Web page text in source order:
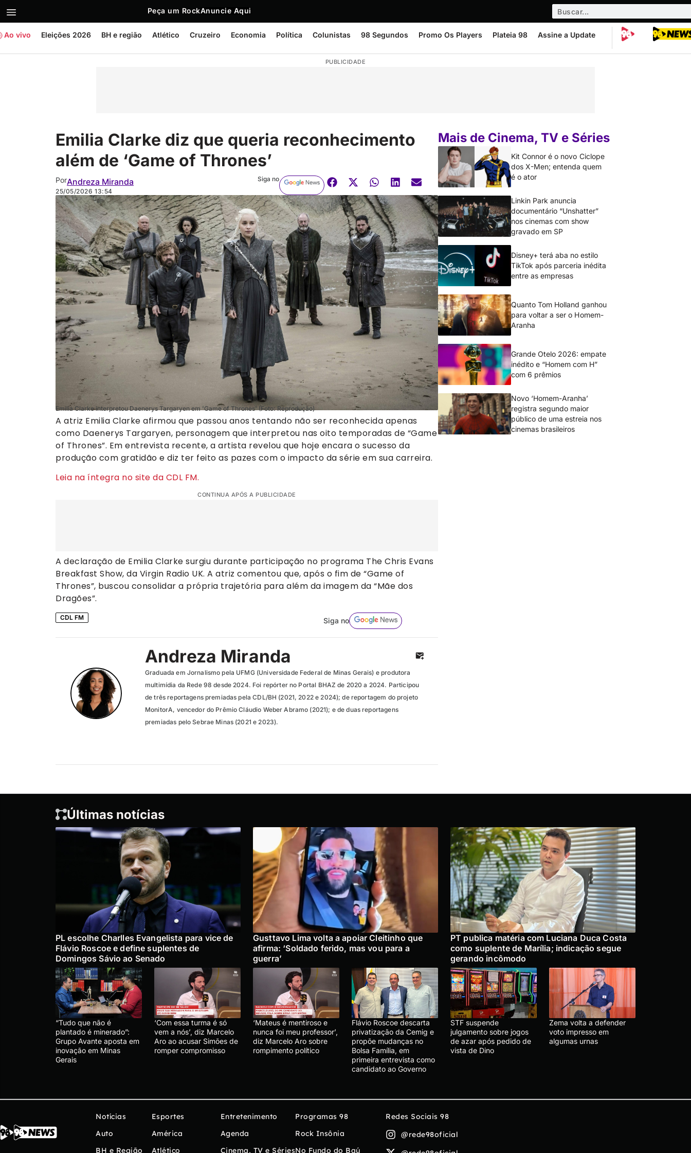
Peça um RockAnuncie Aqui
Ao vivo Eleições 2026 BH e região Atlético Cruzeiro Economia Política Colunistas 98 Segundos Promo Os Players Plateia 98 Assine a Update
PUBLICIDADE
Emilia Clarke diz que queria reconhecimento
além de ‘Game of Thrones’
PorAndreza Miranda
25/05/2026 13:54
Siga no
Emilia Clarke interpretou Daenerys Targaryen em 'Game of Thrones' (Foto: Reprodução)
A atriz Emilia Clarke afirmou que passou anos tentando não ser reconhecida apenas
como Daenerys Targaryen, personagem que interpretou nas oito temporadas de “Game
of Thrones”. Em entrevista recente, a artista revelou que hoje encara o sucesso da
produção com gratidão e diz ter feito as pazes com o impacto da série em sua carreira.
Leia na íntegra no site da CDL FM.
CONTINUA APÓS A PUBLICIDADE
A declaração de Emilia Clarke surgiu durante participação no programa The Chris Evans
Breakfast Show, da Virgin Radio UK. A atriz comentou que, após o fim de “Game of
Thrones”, buscou consolidar a própria trajetória para além da imagem da “Mãe dos
Dragões”.
CDL FM Siga no
Andreza Miranda
Graduada em Jornalismo pela UFMG (Universidade Federal de Minas Gerais) e produtora
multimídia da Rede 98 desde 2024. Foi repórter no Portal BHAZ de 2020 a 2024. Participou
de três reportagens premiadas pela CDL/BH (2021, 2022 e 2024); de reportagem do projeto
MonitorA, vencedor do Prêmio Cláudio Weber Abramo (2021); e de duas reportagens
premiadas pelo Sebrae Minas (2021 e 2023).
Mais de Cinema, TV e Séries
Kit Connor é o novo Ciclope
dos X-Men; entenda quem
é o ator
Linkin Park anuncia
documentário “Unshatter”
nos cinemas com show
gravado em SP
Disney+ terá aba no estilo
TikTok após parceria inédita
entre as empresas
Quanto Tom Holland ganhou
para voltar a ser o Homem-
Aranha
Grande Otelo 2026: empate
inédito e “Homem com H”
com 6 prêmios
Novo ‘Homem-Aranha’
registra segundo maior
público de uma estreia nos
cinemas brasileiros
Últimas notícias
PL escolhe Charlles Evangelista para vice de
Flávio Roscoe e define suplentes de
Domingos Sávio ao Senado
Gusttavo Lima volta a apoiar Cleitinho que
afirma: ‘Soldado ferido, mas vou para a
guerra’
PT publica matéria com Luciana Duca Costa
como suplente de Marília; indicação segue
gerando incômodo
“Tudo que não é
plantado é minerado”:
Grupo Avante aposta em
inovação em Minas
Gerais
‘Com essa turma é só
vem a nós’, diz Marcelo
Aro ao acusar Simões de
romper compromisso
‘Mateus é mentiroso e
nunca foi meu professor’,
diz Marcelo Aro sobre
rompimento político
Flávio Roscoe descarta
privatização da Cemig e
propõe mudanças no
Bolsa Família, em
primeira entrevista como
candidato ao Governo
STF suspende
julgamento sobre jogos
de azar após pedido de
vista de Dino
Zema volta a defender
voto impresso em
algumas urnas
Notícias
Auto
BH e Região
Esportes
América
Atlético
Entretenimento
Agenda
Cinema, TV e Séries
Programas 98
Rock Insônia
No Fundo do Baú
Redes Sociais 98
@rede98oficial